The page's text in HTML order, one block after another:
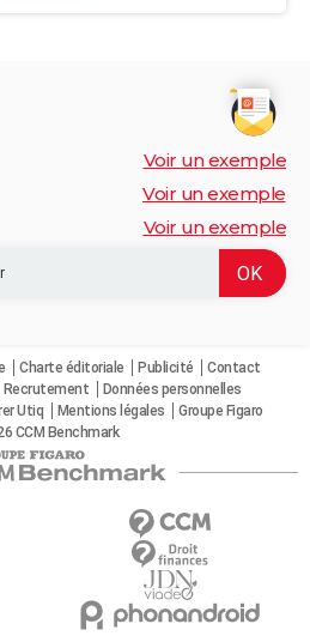
Voir un exemple
Voir un exemple
Voir un exemple
Charte éditoriale Publicité
Contact
Recrutement
Données personnelles
Utiq Mentions légales
Groupe Figaro
CCM Benchmark